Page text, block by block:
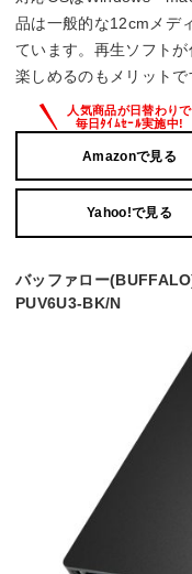
品は一般的な12cmメデ
ています。再生ソフト
楽しめるのもメリットで
Amazonで見る
Yahoo!で見る
バッファロー
PUV6U3-BK/N